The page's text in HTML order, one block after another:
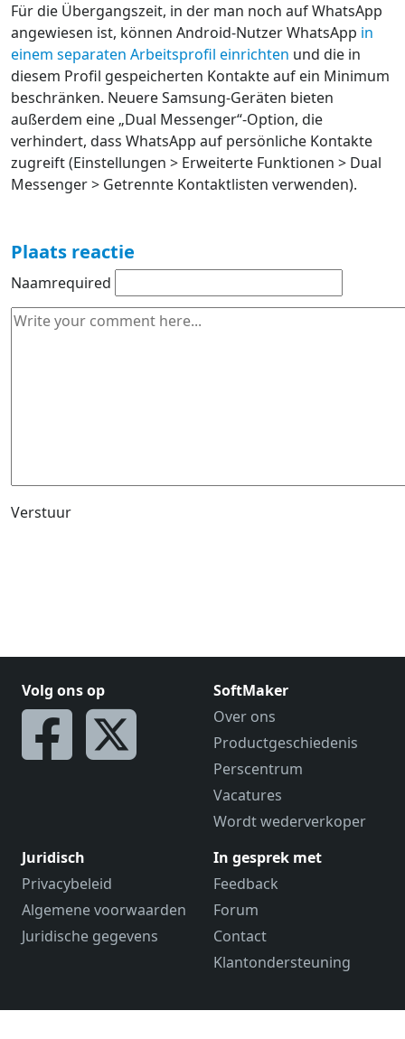
Für die Übergangszeit, in der man noch auf WhatsApp
angewiesen ist, können Android-Nutzer WhatsApp in
einem separaten Arbeitsprofil einrichten und die in
diesem Profil gespeicherten Kontakte auf ein Minimum
beschränken. Neuere Samsung-Geräten bieten
außerdem eine „Dual Messenger“-Option, die
verhindert, dass WhatsApp auf persönliche Kontakte
zugreift (Einstellungen > Erweiterte Funktionen > Dual
Messenger > Getrennte Kontaktlisten verwenden).
Plaats reactie
Naamrequired
Verstuur
Volg ons op
SoftMaker
Over ons
Productgeschiedenis
Perscentrum
Vacatures
Wordt wederverkoper
Juridisch
Privacybeleid
Algemene voorwaarden
Juridische gegevens
In gesprek met
Feedback
Forum
Contact
Klantondersteuning